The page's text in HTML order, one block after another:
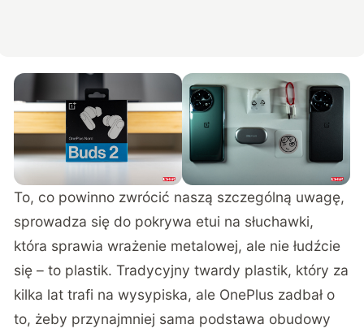
To, co powinno zwrócić naszą szczególną uwagę,
sprowadza się do pokrywa etui na słuchawki,
która sprawia wrażenie metalowej, ale nie łudźcie
się – to plastik. Tradycyjny twardy plastik, który za
kilka lat trafi na wysypiska, ale OnePlus zadbał o
to, żeby przynajmniej sama podstawa obudowy